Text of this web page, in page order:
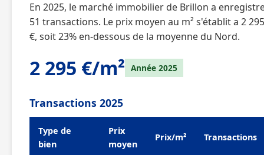
En 2025, le marché immobilier de Brillon a
51 transactions. Le prix moyen au m² s'établit a 2 295
€, soit 23% en-dessous de la moyenne du Nord.
2 295 €/m² Année 2025
Transactions 2025
Type de
bien
Prix
moyen
Prix/m² Transactions